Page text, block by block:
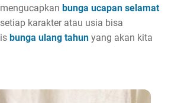
bunga ucapan selamat
karakter atau usia bisa
bunga ulang tahun yang akan kita